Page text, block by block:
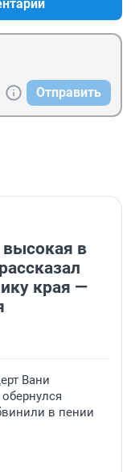
нас полная
Отправить
высокая в
края —
Вани
в пении